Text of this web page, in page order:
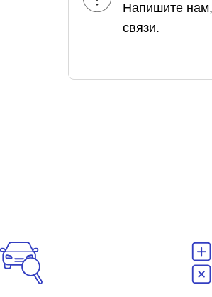
Напишите
связи.